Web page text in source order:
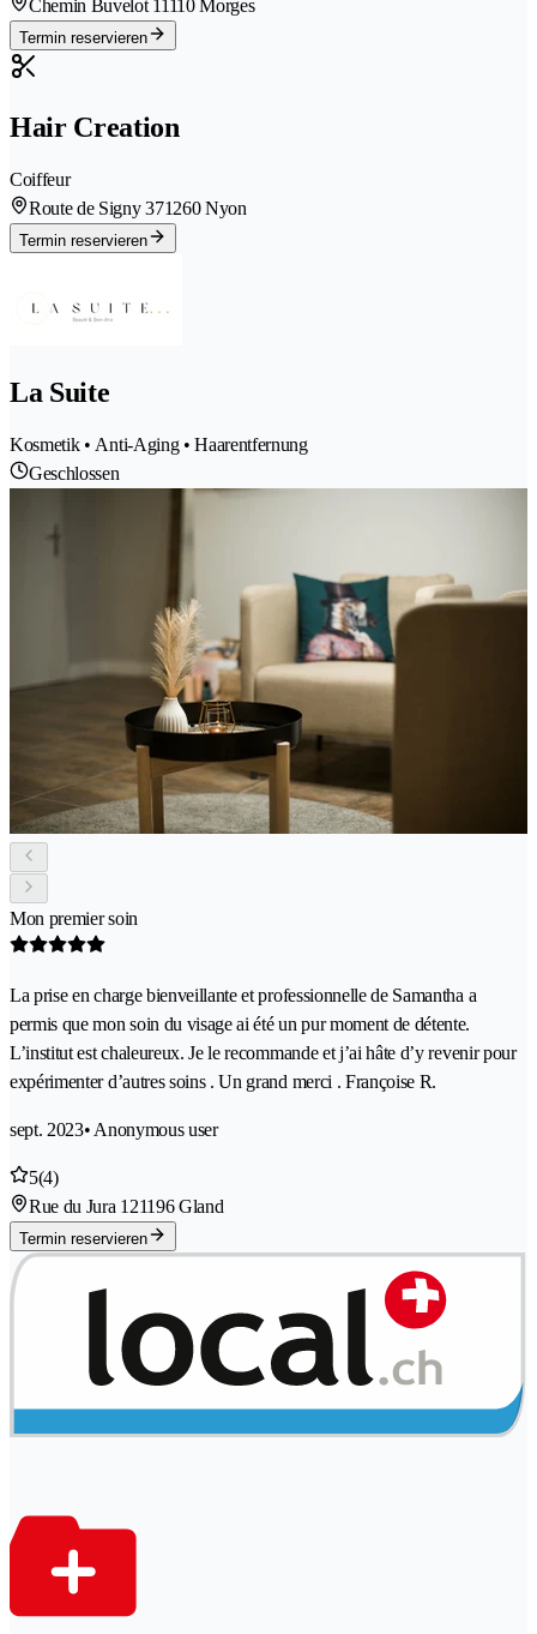
Chemin Buvelot 11110 Morges
Termin reservieren
Hair Creation
Coiffeur
Route de Signy 371260 Nyon
Termin reservieren
La Suite
Kosmetik • Anti-Aging • Haarentfernung
Geschlossen
Mon premier soin
La prise en charge bienveillante et professionnelle de Samantha a
permis que mon soin du visage ai été un pur moment de détente.
L’institut est chaleureux. Je le recommande et j’ai hâte d’y revenir pour
expérimenter d’autres soins . Un grand merci . Françoise R.
sept. 2023• Anonymous user
5(4)
Rue du Jura 121196 Gland
Termin reservieren